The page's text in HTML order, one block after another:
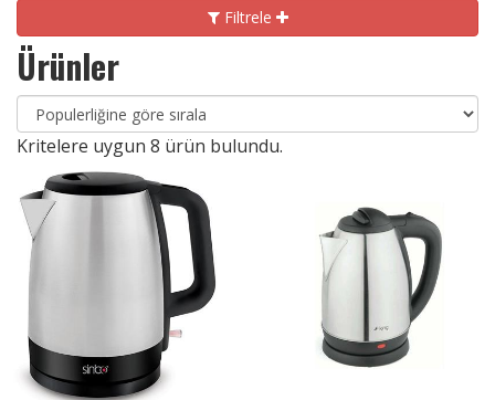
Filtrele
Ürünler
Kritelere uygun 8 ürün bulundu.